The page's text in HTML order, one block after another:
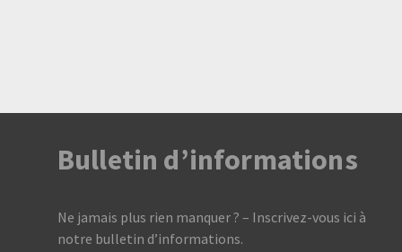
Bulletin d’informations
Ne jamais plus rien manquer ? – Inscrivez-vous ici à
notre bulletin d’informations.